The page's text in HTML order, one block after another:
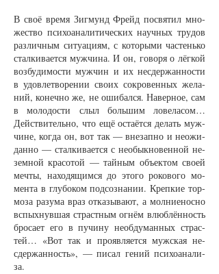
В своё вре­мя Зиг­мунд Фрейд по­свя­тил мно­
жест­во пси­хо­ана­ли­ти­чес­ких на­уч­ных тру­дов
раз­лич­ным си­ту­а­ци­ям, с ко­то­ры­ми час­тень­ко
стал­ки­ва­ет­ся муж­чи­на. И он, го­во­ря о лёг­кой
воз­бу­ди­мос­ти муж­чин и их не­сдер­жан­нос­ти
в удов­летво­ре­нии сво­их со­кро­вен­ных же­ла­
ний, ко­неч­но же, не оши­бал­ся. На­вер­ное, сам
в мо­ло­дос­ти слыл боль­шим ло­ве­ла­сом…
Дейст­ви­тель­но, что ещё ос­та­ёт­ся де­лать муж­
чи­не, ког­да он, вот так — вне­зап­но и не­ожи­
дан­но — стал­ки­ва­ет­ся с не­обык­но­вен­ной не­
зем­ной кра­со­той — тай­ным объ­ек­том сво­ей
меч­ты, на­хо­дя­щим­ся до это­го ро­ко­во­го мо­
мен­та в глу­бо­ком под­соз­на­нии. Креп­кие тор­
мо­за ра­зу­ма враз от­ка­зы­ва­ют, а мол­ни­е­нос­но
вспых­нув­шая страст­ным ог­нём влюб­лён­ность
бро­са­ет его в пу­чи­ну не­об­ду­ман­ных страс­
тей… «Вот так и про­яв­ля­ет­ся муж­ская не­
сдер­жан­ность», — пи­сал ге­ний пси­хо­ана­ли­
за.